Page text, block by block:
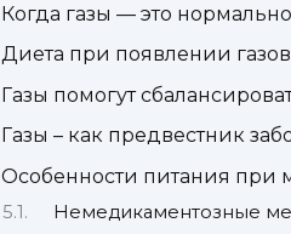
Когда газы — это
Диета при появлении
Газы помогут
Газы – как предвестник
Особенности питания при
Немедикаментозные